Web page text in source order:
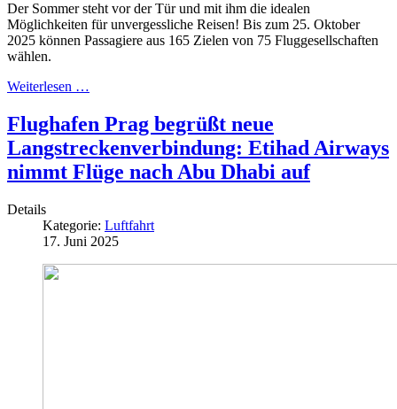
Der Sommer steht vor der Tür und mit ihm die idealen
Möglichkeiten für unvergessliche Reisen! Bis zum 25. Oktober
2025 können Passagiere aus 165 Zielen von 75 Fluggesellschaften
wählen.
Weiterlesen …
Flughafen Prag begrüßt neue
Langstreckenverbindung: Etihad Airways
nimmt Flüge nach Abu Dhabi auf
Details
Kategorie: Luftfahrt
17. Juni 2025